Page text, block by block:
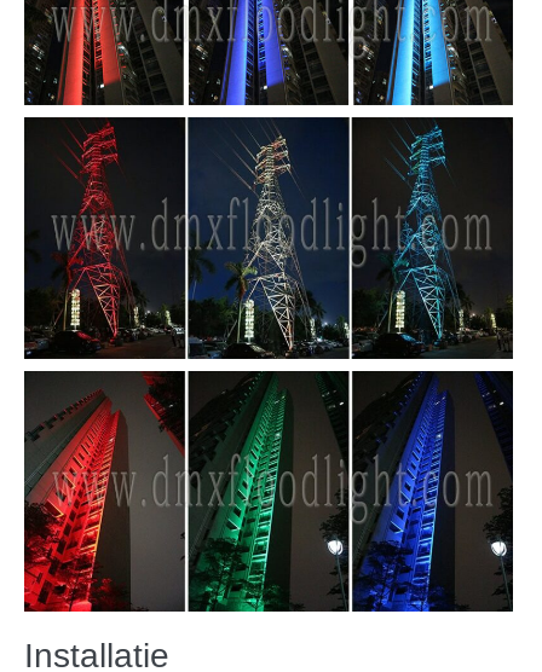
Installatie